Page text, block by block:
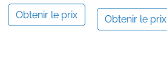
Obtenir le prix Obtenir le prix